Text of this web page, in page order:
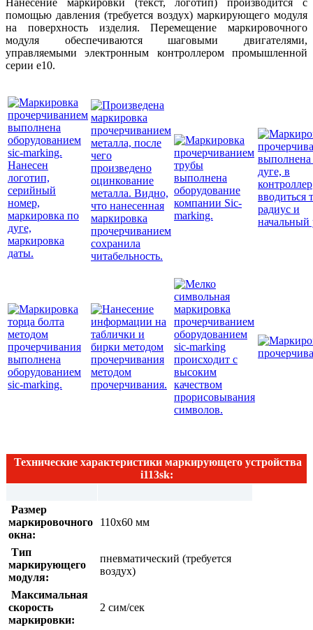
помощью давления (требуется воздух) маркирующего модуля
на поверхность изделия. Перемещение маркировочного
модуля обеспечиваются шаговыми двигателями,
управляемыми электронным контроллером промышленной
серии е10.
Технические характеристики маркирующего устройства
i113sk:
Размер
маркировочного
окна:
110х60 мм
Тип
маркирующего
модуля:
пневматический (требуется
воздух)
Максимальная
скорость
маркировки:
2 сим/сек